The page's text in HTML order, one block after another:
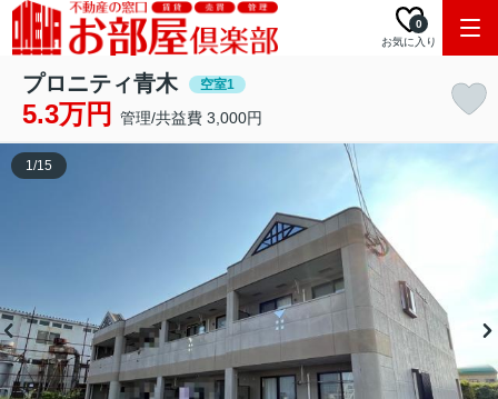
お気に入り
0
プロニティ青木 空室1
5.3万円 管理/共益費 3,000円
1/15